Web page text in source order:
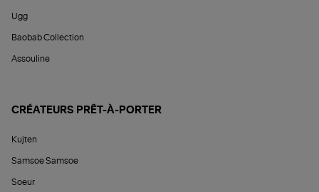
Ugg
Baobab Collection
Assouline
CRÉATEURS PRÊT-À-PORTER
Kujten
Samsoe Samsoe
Soeur